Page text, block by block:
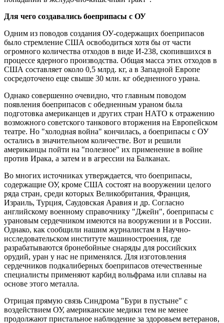
Для чего создавались боеприпасы с ОУ
Одним из поводов создания ОУ-содержащих боеприпасов
было стремление США освободиться хотя бы от части
огромного количества отходов в виде И-238, скопившихся в
процессе ядерного производства. Общая масса этих отходов в
США составляет около 0,5 млрд. кг, а в Западной Европе
сосредоточено еще свыше 30 млн. кг обедненного урана.
Однако совершенно очевидно, что главным поводом
появления боеприпасов с обедненным ураном была
подготовка американцев и других стран НАТО к отражению
возможного советского танкового вторжения на Европейском
театре. Но "холодная война" кончилась, а боеприпасы с ОУ
остались в значительном количестве. Вот и решили
американцы пойти на "полезное" их применение в войне
против Ирака, а затем и в агрессии на Балканах.
Во многих источниках утверждается, что боеприпасы,
содержащие ОУ, кроме США состоят на вооружении целого
ряда стран, среди которых Великобритания, Франция,
Израиль, Турция, Саудовская Аравия и др. Согласно
английскому военному справочнику "Джейн", боеприпасы с
урановым сердечником имеются на вооружении и в России.
Однако, как сообщили нашим журналистам в Научно-
исследовательском институте машиностроения, где
разрабатываются бронебойные снаряды для российских
орудий, уран у нас не применялся. Для изготовления
сердечников подкалиберных боеприпасов отечественные
специалисты применяют карбид вольфрама или сплавы на
основе этого металла.
Отрицая прямую связь Синдрома "Бури в пустыне" с
воздействием ОУ, американские медики тем не менее
продолжают пристальное наблюдение за здоровьем ветеранов,